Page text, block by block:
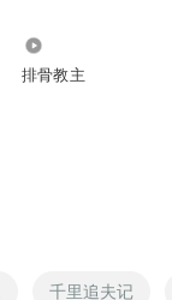
排骨教主
千里追夫记